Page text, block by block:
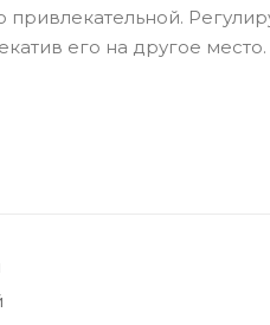
привлекательной.
его на другое